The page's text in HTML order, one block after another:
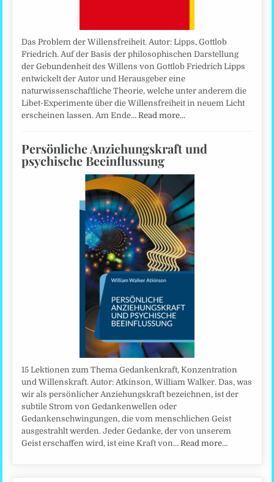
Das Problem der Willensfreiheit. Autor: Lipps, Gottlob
Friedrich. Auf der Basis der philosophischen Darstellung
der Gebundenheit des Willens von Gottlob Friedrich Lipps
entwickelt der Autor und Herausgeber eine
naturwissenschaftliche Theorie, welche unter anderem die
Libet-Experimente über die Willensfreiheit in neuem Licht
erscheinen lassen. Am Ende…Read more…
Persönliche Anziehungskraft und
psychische Beeinflussung
15 Lektionen zum Thema Gedankenkraft, Konzentration
und Willenskraft. Autor: Atkinson, William Walker. Das, was
wir als persönlicher Anziehungskraft bezeichnen, ist der
subtile Strom von Gedankenwellen oder
Gedankenschwingungen, die vom menschlichen Geist
ausgestrahlt werden. Jeder Gedanke, der von unserem
Geist erschaffen wird, ist eine Kraft von…Read more…